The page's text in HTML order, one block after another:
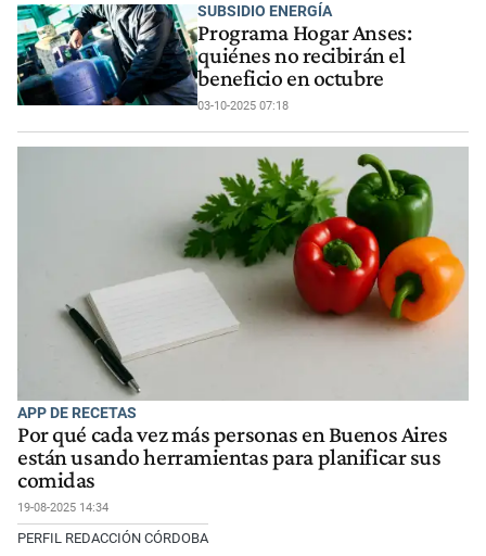
SUBSIDIO ENERGÍA
Programa Hogar Anses:
quiénes no recibirán el
beneficio en octubre
03-10-2025 07:18
APP DE RECETAS
Por qué cada vez más personas en Buenos Aires
están usando herramientas para planificar sus
comidas
19-08-2025 14:34
PERFIL REDACCIÓN CÓRDOBA